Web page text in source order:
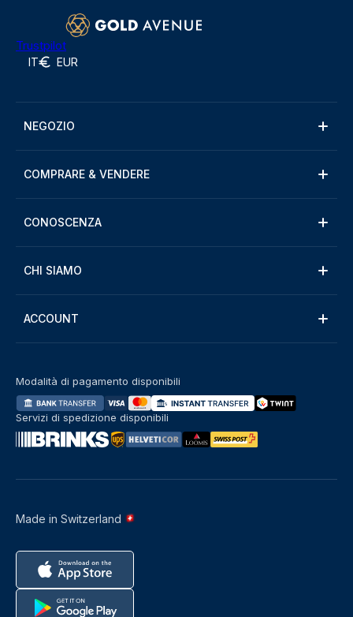
Trustpilot
IT EUR
NEGOZIO
COMPRARE & VENDERE
CONOSCENZA
CHI SIAMO
ACCOUNT
Made in Switzerland
Modalità di pagamento disponibili
Servizi di spedizione disponibili